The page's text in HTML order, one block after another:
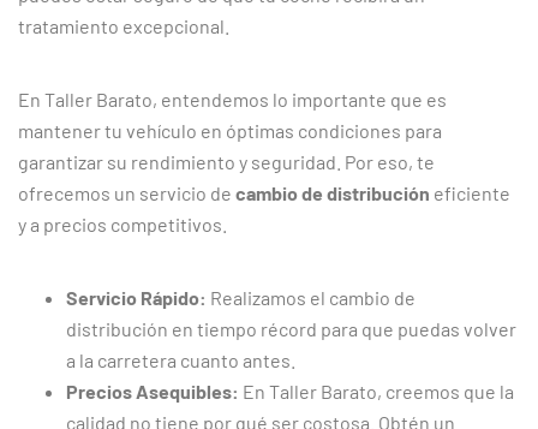
tratamiento excepcional.
En Taller Barato, entendemos lo importante que es
mantener tu vehículo en óptimas condiciones para
garantizar su rendimiento y seguridad. Por eso, te
ofrecemos un servicio de cambio de distribución eficiente
y a precios competitivos.
Servicio Rápido: Realizamos el cambio de
distribución en tiempo récord para que puedas volver
a la carretera cuanto antes.
Precios Asequibles: En Taller Barato, creemos que la
calidad no tiene por qué ser costosa. Obtén un